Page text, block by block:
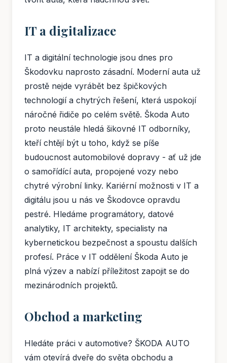
IT a digitalizace
IT a digitální technologie jsou dnes pro
Škodovku naprosto zásadní. Moderní auta už
prostě nejde vyrábět bez špičkových
technologií a chytrých řešení, která uspokojí
náročné řidiče po celém světě. Škoda Auto
proto neustále hledá šikovné IT odborníky,
kteří chtějí být u toho, když se píše
budoucnost automobilové dopravy - ať už jde
o samořídící auta, propojené vozy nebo
chytré výrobní linky. Kariérní možnosti v IT a
digitálu jsou u nás ve Škodovce opravdu
pestré. Hledáme programátory, datové
analytiky, IT architekty, specialisty na
kybernetickou bezpečnost a spoustu dalších
profesí. Práce v IT oddělení Škoda Auto je
plná výzev a nabízí příležitost zapojit se do
mezinárodních projektů.
Obchod a marketing
Hledáte práci v automotive? ŠKODA AUTO
vám otevírá dveře do světa obchodu a